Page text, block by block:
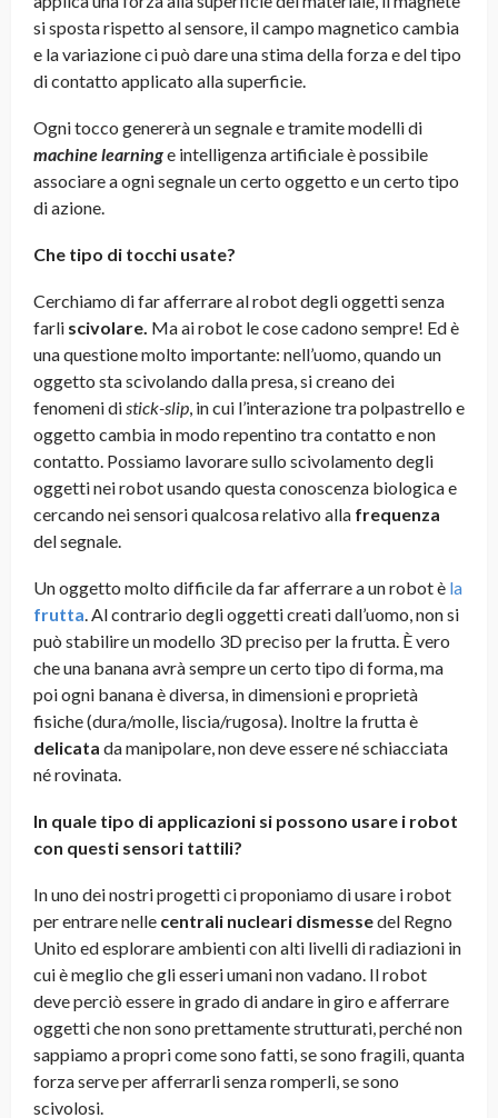
si sposta rispetto al sensore, il campo magnetico cambia
e la variazione ci può dare una stima della forza e del tipo
di contatto applicato alla superficie.
Ogni tocco genererà un segnale e tramite modelli di
machine learninge intelligenza artificiale è possibile
associare a ogni segnale un certo oggetto e un certo tipo
di azione.
Che tipo di tocchi usate?
Cerchiamo di far afferrare al robot degli oggetti senza
farli scivolare. Ma ai robot le cose cadono sempre! Ed è
una questione molto importante: nell’uomo, quando un
oggetto sta scivolando dalla presa, si creano dei
fenomeni distick-slip, in cui l’interazione tra polpastrello e
oggetto cambia in modo repentino tra contatto e non
contatto. Possiamo lavorare sullo scivolamento degli
oggetti nei robot usando questa conoscenza biologica e
cercando nei sensori qualcosa relativo alla frequenza
del segnale.
Un oggetto molto difficile da far afferrare a un robot è la
frutta. Al contrario degli oggetti creati dall’uomo, non si
può stabilire un modello 3D preciso per la frutta. È vero
che una banana avrà sempre un certo tipo di forma, ma
poi ogni banana è diversa, in dimensioni e proprietà
fisiche (dura/molle, liscia/rugosa). Inoltre la frutta è
delicata da manipolare, non deve essere né schiacciata
né rovinata.
In quale tipo di applicazioni si possono usare i robot
con questi sensori tattili?
In uno dei nostri progetti ci proponiamo di usare i robot
per entrare nelle centrali nucleari dismessedel Regno
Unito ed esplorare ambienti con alti livelli di radiazioni in
cui è meglio che gli esseri umani non vadano. Il robot
deve perciò essere in grado di andare in giro e afferrare
oggetti che non sono prettamente strutturati, perché non
sappiamo a propri come sono fatti, se sono fragili, quanta
forza serve per afferrarli senza romperli, se sono
scivolosi.